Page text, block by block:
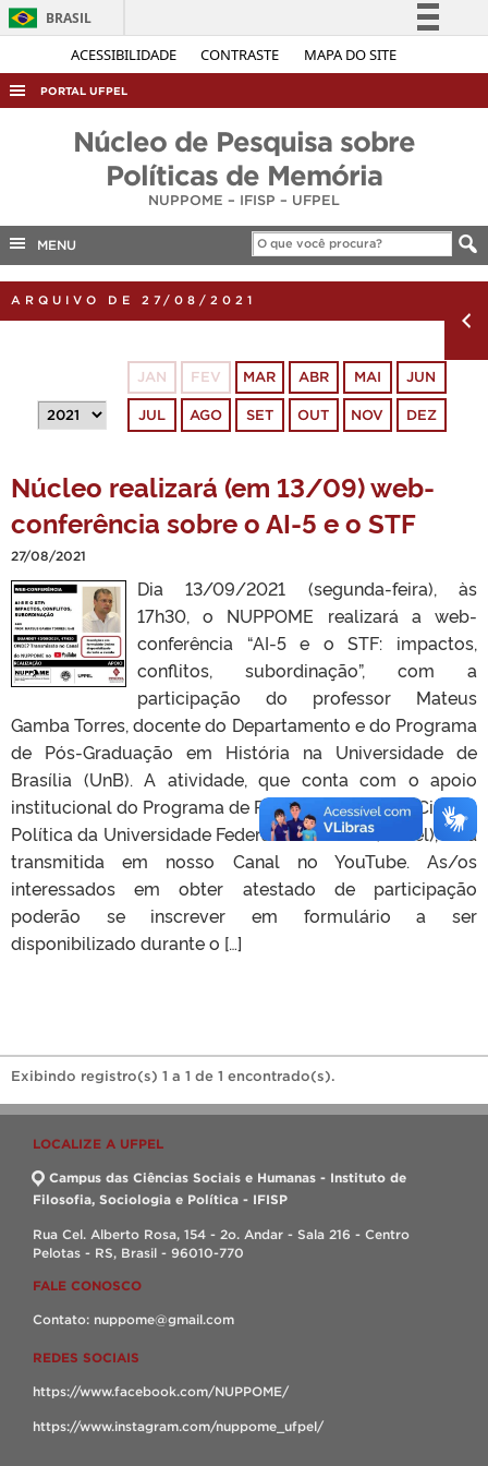
ACESSIBILIDADE CONTRASTE MAPA DO SITE
BRASIL
Simplifique!
Acesso à informação
Legislação
PORTAL UFPEL
ACESSO À INFORMAÇÃO
CONCURSOS
Núcleo de Pesquisa sobre
Políticas de Memória
NUPPOME – IFISP – UFPEL
MENU
ARQUIVO DE 27/08/2021
JAN FEV MAR ABR MAI JUN
JUL AGO SET OUT NOV DEZ
Núcleo realizará (em 13/09) web-
conferência sobre o AI-5 e o STF
27/08/2021
Dia 13/09/2021 (segunda-feira), às
17h30, o NUPPOME realizará a web-
conferência “AI-5 e o STF: impactos,
conflitos, subordinação”, com a
participação do professor Mateus
Gamba Torres, docente do Departamento e do Programa
de Pós-Graduação em História na Universidade de
Brasília (UnB). A atividade, que conta com o apoio
institucional do Programa de Pós-Graduação em Ciência
Política da Universidade Federal de Pelotas (UFPel), será
transmitida em nosso Canal no YouTube. As/os
interessados em obter atestado de participação
poderão se inscrever em formulário a ser
disponibilizado durante o […]
Exibindo registro(s) 1 a 1 de 1 encontrado(s).
LOCALIZE A UFPEL
Campus das Ciências Sociais e Humanas - Instituto de
Filosofia, Sociologia e Política - IFISP
Rua Cel. Alberto Rosa, 154 - 2o. Andar - Sala 216 - Centro
Pelotas - RS, Brasil - 96010-770
FALE CONOSCO
Contato: nuppome@gmail.com
REDES SOCIAIS
https://www.facebook.com/NUPPOME/
https://www.instagram.com/nuppome_ufpel/